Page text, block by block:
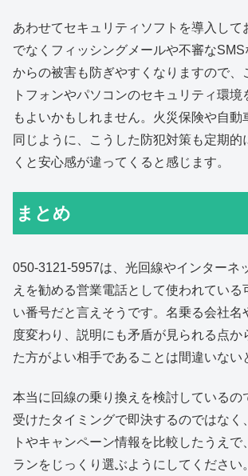
あわせてセキュリティソフトを導入して
でなくフィッシングメールや不審な
からの被害も防ぎやすくなりますので、
トフォンやパソコンのセキュリティ環
もよいかもしれません。火災保険や自動
同じように、こうした防犯対策も定期的
くと安心感が違ってくると感じます。
まとめ
050-3121-5957は、光回線やインターネ
えを勧める営業電話として使われている
い番号だと言えそうです。名乗る会社名
度変わり、説明にも矛盾が見られる点か
た方がよい相手であることは間違いない
本当に回線の乗り換えを検討しているの
受けたタイミングで即決するのではなく
トやキャンペーン情報を比較したうえ
ランをじっくり選ぶようにしてください